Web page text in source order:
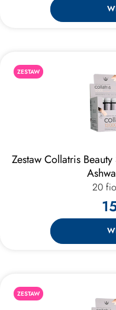
ZESTAW
Zestaw Collatris
20
ZESTAW